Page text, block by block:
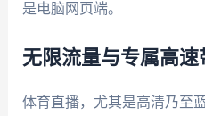
是电脑网页端。
无限流量与专属高速
体育直播，尤其是高清乃至